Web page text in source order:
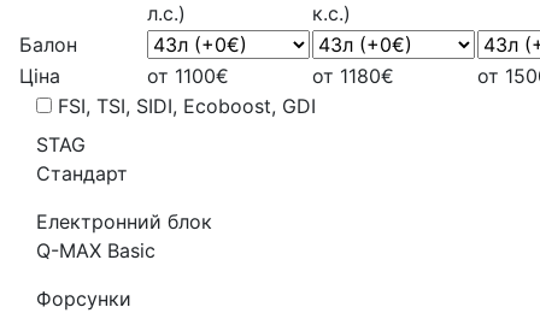
л.с.)
к.с.)
Балон
Ціна
от 1100€ от 1180€
от
FSI, TSI, SIDI, Ecoboost, GDI
STAG
Стандарт
Електронний блок
Q-MAX Basic
Форсунки